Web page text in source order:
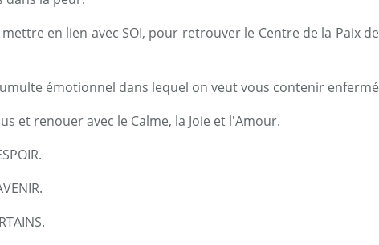
en lien avec SOI, pour retrouver le Centre de la Paix de
émotionnel dans lequel on veut vous contenir enfermé
et renouer avec le Calme, la Joie et l'Amour.